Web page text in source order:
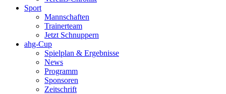
Sport
Mannschaften
Trainerteam
Jetzt Schnuppern
ahg-Cup
Spielplan & Ergebnisse
News
Programm
Sponsoren
Zeitschrift